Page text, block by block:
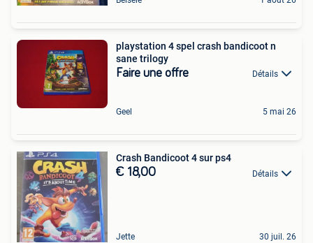
playstation 4 spel crash bandicoot n
sane trilogy
Faire une offre Détails
Geel 5 mai 26
Crash Bandicoot 4 sur ps4
€ 18,00 Détails
Jette 30 juil. 26